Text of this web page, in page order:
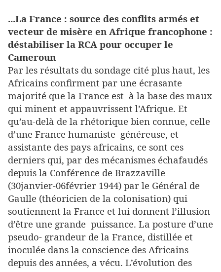
...La France : source des conflits armés et
vecteur de misère en Afrique francophone :
déstabiliser la RCA pour occuper le
Cameroun
Par les résultats du sondage cité plus haut, les
Africains confirment par une écrasante
majorité que la France est à la base des maux
qui minent et appauvrissent l’Afrique. Et
qu’au-delà de la rhétorique bien connue, celle
d’une France humaniste généreuse, et
assistante des pays africains, ce sont ces
derniers qui, par des mécanismes échafaudés
depuis la Conférence de Brazzaville
(30janvier-06février 1944) par le Général de
Gaulle (théoricien de la colonisation) qui
soutiennent la France et lui donnent l’illusion
d’être une grande puissance. La posture d’une
pseudo- grandeur de la France, distillée et
inoculée dans la conscience des Africains
depuis des années, a vécu. L’évolution des